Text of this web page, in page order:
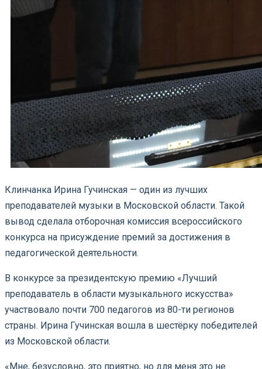
Клинчанка Ирина Гучинская — один из лучших
преподавателей музыки в Московской области. Такой
вывод сделала отборочная комиссия всероссийского
конкурса на присуждение премий за достижения в
педагогической деятельности.
В конкурсе за президентскую премию «Лучший
преподаватель в области музыкального искусства»
участвовало почти 700 педагогов из 80-ти регионов
страны. Ирина Гучинская вошла в шестёрку победителей
из Московской области.
«Мне, безусловно, это приятно, но для меня это не